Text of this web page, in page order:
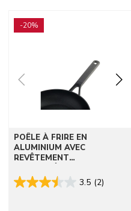
-20%
POÊLE À FRIRE EN
ALUMINIUM AVEC
REVÊTEMENT
3.5 (2)